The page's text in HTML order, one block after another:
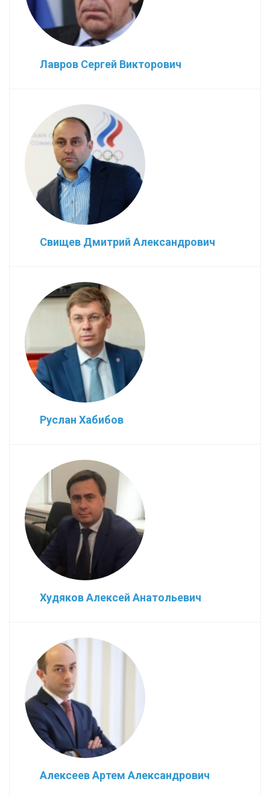
Лавров Сергей Викторович
Свищев Дмитрий Александрович
Руслан Хабибов
Худяков Алексей Анатольевич
Алексеев Артем Александрович